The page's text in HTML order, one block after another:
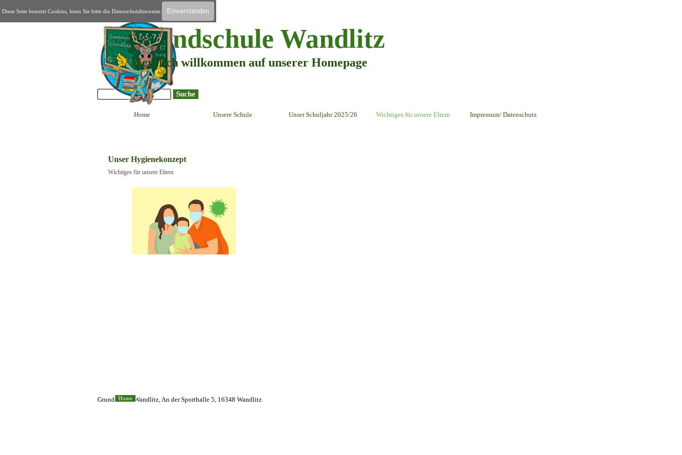
Diese Seite benutzt Cookies, lesen Sie bitte die Datenschutzhinweise. Einverstanden
Suche
Grundschule Wandlitz
Herzlich willkommen auf unserer Homepage
Menü überspringen
Home Unsere Schule ▼
Unser Schuljahr 2025/26 ▼
Wichtiges für unsere Eltern ▼
Impressum/ Datenschutz
Unser Hygienekonzept
Wichtiges für unsere Eltern
Grundschule Wandlitz, An der Sporthalle 5, 16348 Wandlitz
Home